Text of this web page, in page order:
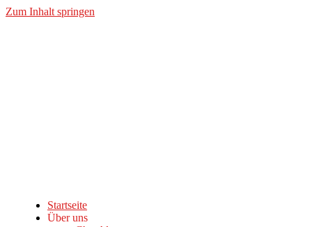
Zum Inhalt springen
Startseite
Über uns